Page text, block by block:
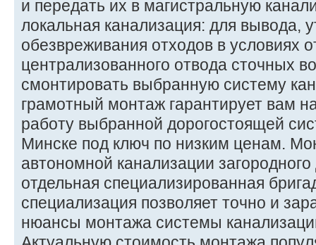
и передать их в магистральную
локальная канализация: для вывода,
обезвреживания отходов в условиях
централизованного отвода сточных
смонтировать выбранную систему
грамотный монтаж гарантирует вам
работу выбранной дорогостоящей
Минске под ключ по низким ценам.
автономной канализации
отдельная специализированная
специализация позволяет точно и
нюансы монтажа системы